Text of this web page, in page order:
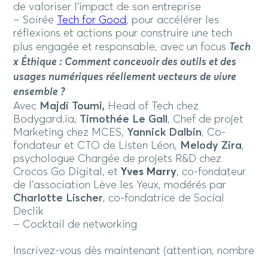
de valoriser l’impact de son entreprise
– Soirée
Tech for Good, pour accélérer les
réflexions et actions pour construire une tech
plus engagée et responsable, avec un focus Tech
x Éthique : Comment concevoir des outils et des
usages numériques réellement vecteurs de vivre
ensemble ?
Avec Majdi Toumi, Head of Tech chez
Bodygard.ia, Timothée Le Gall , Chef de projet
Marketing chez MCES, Yannick Dalbin, Co-
fondateur et CTO de Listen Léon, Melody Zira,
psychologue Chargée de projets R&D chez
Crocos Go Digital, etYves Marry, co-fondateur
de l’association Lève les Yeux, modérés par
Charlotte Lischer, co-fondatrice de Social
Declik
– Cocktail de networking
Inscrivez-vous dès maintenant (attention, nombre